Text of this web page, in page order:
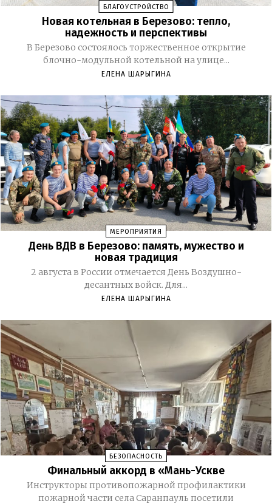
БЛАГОУСТРОЙСТВО
Новая котельная в Березово: тепло,
надежность и перспективы
В Березово состоялось торжественное открытие
блочно-модульной котельной на улице...
ЕЛЕНА ШАРЫГИНА
МЕРОПРИЯТИЯ
День ВДВ в Березово: память, мужество и
новая традиция
2 августа в России отмечается День Воздушно-
десантных войск. Для...
ЕЛЕНА ШАРЫГИНА
БЕЗОПАСНОСТЬ
Финальный аккорд в «Мань-Ускве
Инструкторы противопожарной профилактики
пожарной части села Саранпауль посетили